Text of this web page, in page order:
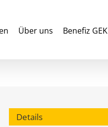
Über uns Benefiz GEK
Details